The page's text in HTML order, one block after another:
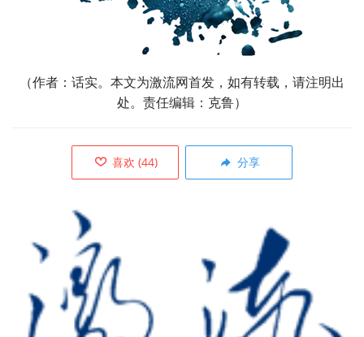
（作者：话实。本文为激流网首发，如有转载，请注明出
处。责任编辑：克鲁）
喜欢 (44) 分享